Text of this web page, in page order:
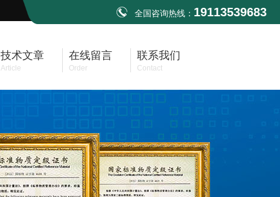
全国咨询热线： 19113539683
技术文章
Article
在线留言
Order
联系我们
Contact